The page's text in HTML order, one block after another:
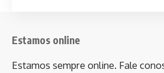
Estamos online
Estamos sempre online. Fale